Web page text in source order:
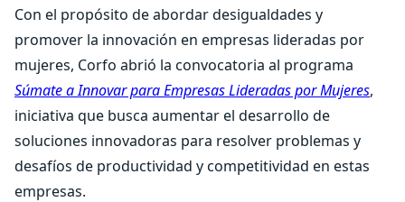
Con el propósito de abordar desigualdades y
promover la innovación en empresas lideradas por
mujeres, Corfo abrió la convocatoria al programa
Súmate a Innovar para Empresas Lideradas por Mujeres,
iniciativa que busca aumentar el desarrollo de
soluciones innovadoras para resolver problemas y
desafíos de productividad y competitividad en estas
empresas.